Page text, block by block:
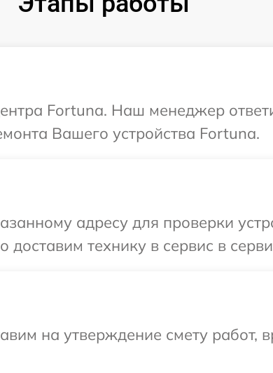
Fortuna. Наш менеджер
Вашего устройства Fortuna.
адресу для проверки
доставим технику в сервис в
на утверждение смету работ,